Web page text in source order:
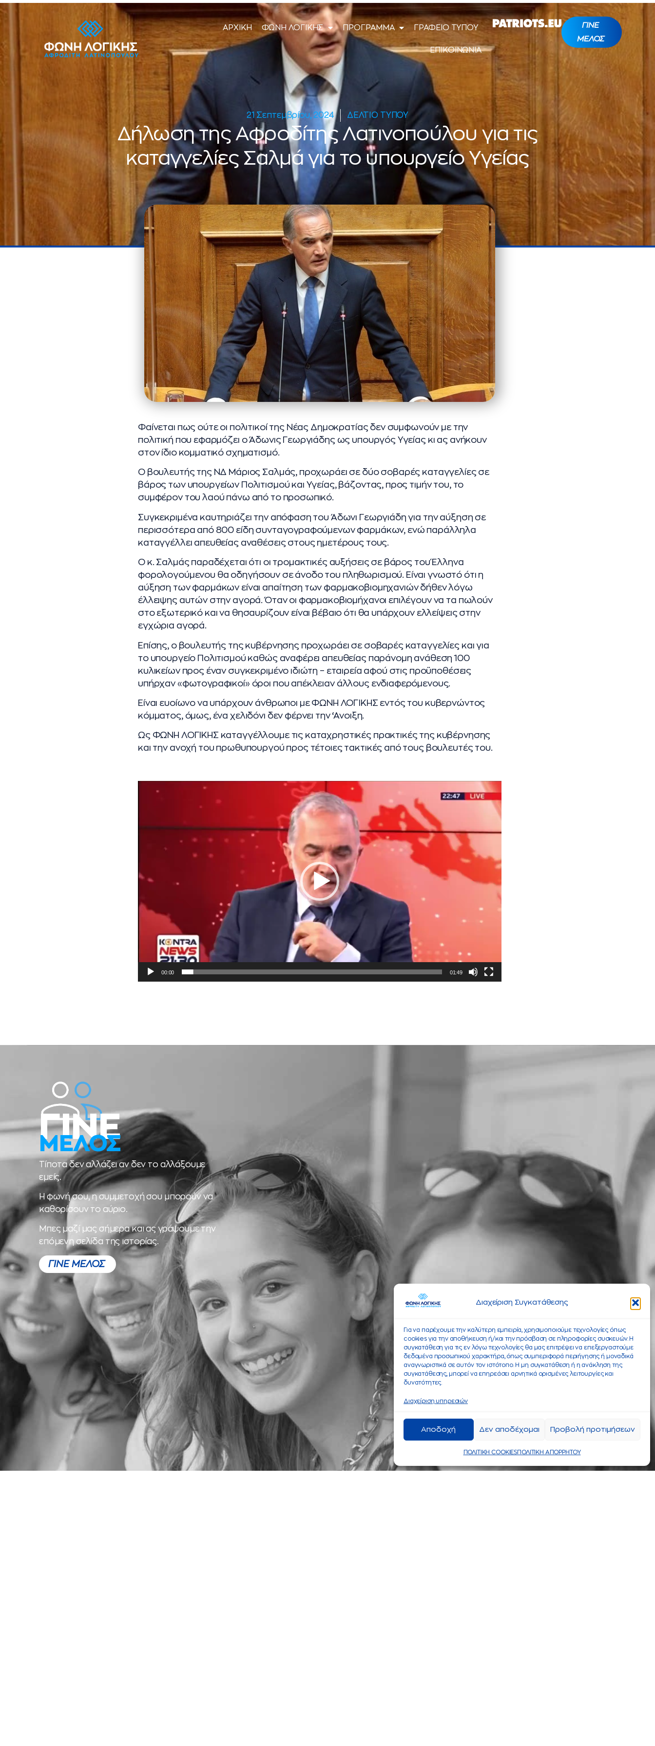
Διαχείριση Συγκατάθεσης
Για να παρέχουμε την καλύτερη εμπειρία, χρησιμοποιούμε τεχνολογίες όπως
cookies για την αποθήκευση ή/και την πρόσβαση σε πληροφορίες συσκευών. Η
συγκατάθεση για τις εν λόγω τεχνολογίες θα μας επιτρέψει να επεξεργαστούμε
δεδομένα προσωπικού χαρακτήρα, όπως συμπεριφορά περιήγησης ή μοναδικά
αναγνωριστικά σε αυτόν τον ιστότοπο. Η μη συγκατάθεση ή η ανάκληση της
συγκατάθεσης, μπορεί να επηρεάσει αρνητικά ορισμένες λειτουργίες και
δυνατότητες.
Διαχείριση υπηρεσιών
Αποδοχή Δεν αποδέχομαι Προβολή προτιμήσεων
ΠΟΛΙΤΙΚΗ COOKIESΠΟΛΙΤΙΚΗ ΑΠΟΡΡΗΤΟΥ
ΑΡΧΙΚΗ ΦΩΝΗ ΛΟΓΙΚΗΣ ΠΡΟΓΡΑΜΜΑ ΓΡΑΦΕΙΟ ΤΥΠΟΥ
ΕΠΙΚΟΙΝΩΝΙΑ
ΓΙΝΕ
ΜΕΛΟΣ
21 Σεπτεμβρίου, 2024 ΔΕΛΤΙΟ ΤΥΠΟΥ
Δήλωση της Αφροδίτης Λατινοπούλου για τις
καταγγελίες Σαλμά για το υπουργείο Υγείας
Φαίνεται πως ούτε οι πολιτικοί της Νέας Δημοκρατίας δεν συμφωνούν με την
πολιτική που εφαρμόζει ο Άδωνις Γεωργιάδης ως υπουργός Υγείας κι ας ανήκουν
στον ίδιο κομματικό σχηματισμό.
Ο βουλευτής της ΝΔ Μάριος Σαλμάς, προχωράει σε δύο σοβαρές καταγγελίες σε
βάρος των υπουργείων Πολιτισμού και Υγείας, βάζοντας, προς τιμήν του, το
συμφέρον του λαού πάνω από το προσωπικό.
Συγκεκριμένα καυτηριάζει την απόφαση του Άδωνι Γεωργιάδη για την αύξηση σε
περισσότερα από 800 είδη συνταγογραφούμενων φαρμάκων, ενώ παράλληλα
καταγγέλλει απευθείας αναθέσεις στους ημετέρους τους.
Ο κ. Σαλμάς παραδέχεται ότι οι τρομακτικές αυξήσεις σε βάρος του Έλληνα
φορολογούμενου θα οδηγήσουν σε άνοδο του πληθωρισμού. Είναι γνωστό ότι η
αύξηση των φαρμάκων είναι απαίτηση των φαρμακοβιομηχανιών δήθεν λόγω
έλλειψης αυτών στην αγορά. Όταν οι φαρμακοβιομήχανοι επιλέγουν να τα πωλούν
στο εξωτερικό και να θησαυρίζουν είναι βέβαιο ότι θα υπάρχουν ελλείψεις στην
εγχώρια αγορά.
Επίσης, ο βουλευτής της κυβέρνησης προχωράει σε σοβαρές καταγγελίες και για
το υπουργείο Πολιτισμού καθώς αναφέρει απευθείας παράνομη ανάθεση 100
κυλικείων προς έναν συγκεκριμένο ιδιώτη – εταιρεία αφού στις προϋποθέσεις
υπήρχαν «φωτογραφικοί» όροι που απέκλειαν άλλους ενδιαφερόμενους.
Είναι ευοίωνο να υπάρχουν άνθρωποι με ΦΩΝΗ ΛΟΓΙΚΗΣ εντός του κυβερνώντος
κόμματος, όμως, ένα χελιδόνι δεν φέρνει την ‘Ανοιξη.
Ως ΦΩΝΗ ΛΟΓΙΚΗΣ καταγγέλλουμε τις καταχρηστικές πρακτικές της κυβέρνησης
και την ανοχή του πρωθυπουργού προς τέτοιες τακτικές από τους βουλευτές του.
00:00 01:49
ΓΙΝΕ
ΜΕΛΟΣ
Τίποτα δεν αλλάζει αν δεν το αλλάξουμε
εμείς.
Η φωνή σου, η συμμετοχή σου μπορούν να
καθορίσουν το αύριο.
Μπες μαζί μας σήμερα και ας γράψουμε την
επόμενη σελίδα της ιστορίας.
ΓΙΝΕ ΜΕΛΟΣ